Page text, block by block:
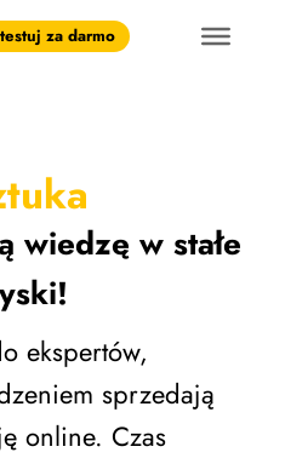
za darmo
wiedzę w stałe
ekspertów,
sprzedają
online. Czas